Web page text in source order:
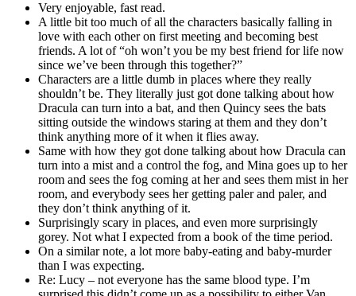
Very enjoyable, fast read.
A little bit too much of all the characters basically falling in
love with each other on first meeting and becoming best
friends. A lot of “oh won’t you be my best friend for life now
since we’ve been through this together?”
Characters are a little dumb in places where they really
shouldn’t be. They literally just got done talking about how
Dracula can turn into a bat, and then Quincy sees the bats
sitting outside the windows staring at them and they don’t
think anything more of it when it flies away.
Same with how they got done talking about how Dracula can
turn into a mist and a control the fog, and Mina goes up to her
room and sees the fog coming at her and sees them mist in her
room, and everybody sees her getting paler and paler, and
they don’t think anything of it.
Surprisingly scary in places, and even more surprisingly
gorey. Not what I expected from a book of the time period.
On a similar note, a lot more baby-eating and baby-murder
than I was expecting.
Re: Lucy – not everyone has the same blood type. I’m